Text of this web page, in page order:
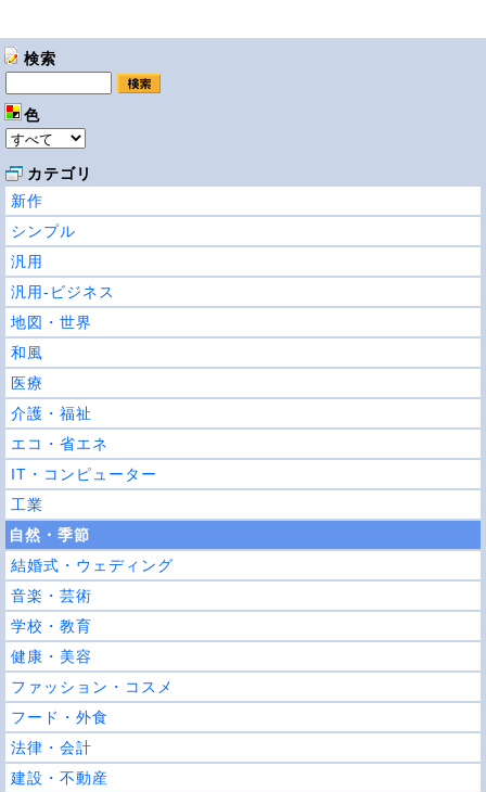
検索
色
カテゴリ
新作
シンプル
汎用
汎用-ビジネス
地図・世界
和風
医療
介護・福祉
エコ・省エネ
IT・コンピューター
工業
自然・季節
結婚式・ウェディング
音楽・芸術
学校・教育
健康・美容
ファッション・コスメ
フード・外食
法律・会計
建設・不動産